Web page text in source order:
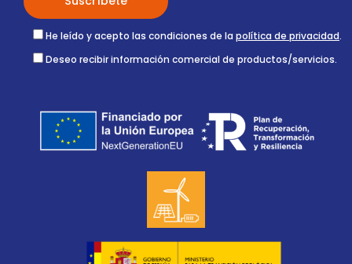
He leído y acepto las condiciones de la política de privacidad.
Deseo recibir información comercial de productos/servicios.